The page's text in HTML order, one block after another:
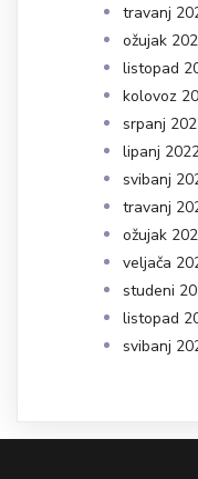
travanj
ožujak
listopad
kolovoz
srpanj
lipanj
svibanj
travanj
ožujak
veljača
studeni
listopad
svibanj